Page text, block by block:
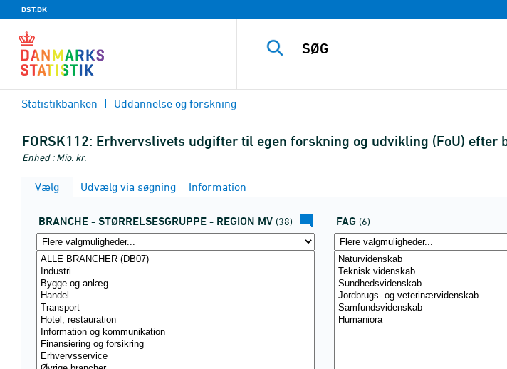
DST.DK
Statistikbanken Uddannelse og forskning
FORSK112: Erhvervslivets udgifter til egen forskning og udvikling (FoU) efter
Enhed : Mio. kr.
Vælg Udvælg via søgning Information
BRANCHE - STØRRELSESGRUPPE - REGION MV (38) FAG (6)